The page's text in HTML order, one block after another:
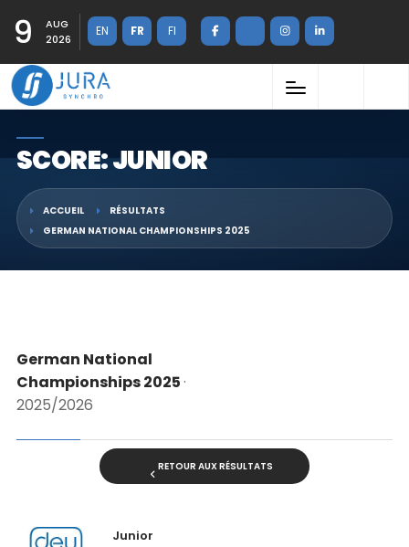
9
AUG
2026
EN FR FI
SCORE: JUNIOR
ACCUEIL
RÉSULTATS
GERMAN NATIONAL CHAMPIONSHIPS 2025
German National
Championships 2025·
2025/2026
RETOUR AUX RÉSULTATS
Junior